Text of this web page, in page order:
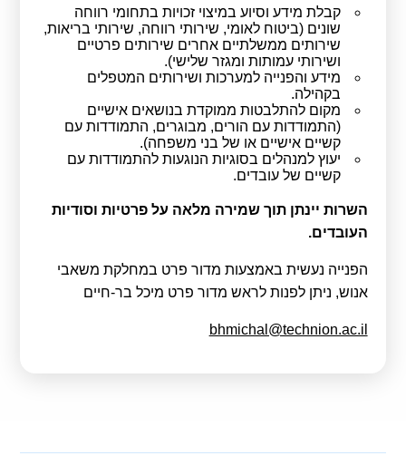
מחלקת תפעול
לוח משרות
קולות קוראים
אודות ושירותים
English
קבלת מידע וסיוע במיצוי זכויות בתחומי רווחה
שונים (ביטוח לאומי, שירותי רווחה, שירותי בריאות,
שירותים ממשלתיים אחרים שירותים פרטיים
ושירותי עמותות ומגזר שלישי).
מידע והפנייה למערכות ושירותים המטפלים
בקהילה.
מקום להתלבטות ממוקדת בנושאים אישיים
(התמודדות עם הורים, מבוגרים, התמודדות עם
קשיים אישיים או של בני משפחה).
יעוץ למנהלים בסוגיות הנוגעות להתמודדות עם
קשיים של עובדים.
השרות יינתן תוך שמירה מלאה על פרטיות וסודיות
העובדים.
הפנייה נעשית באמצעות מדור פרט במחלקת משאבי
אנוש, ניתן לפנות לראש מדור פרט מיכל בר-חיים
bhmichal@technion.ac.il